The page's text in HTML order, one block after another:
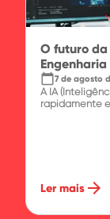
O futuro da
calendar_today 7 de agosto
A IA
rapidamente
Ler mais arrow_forward